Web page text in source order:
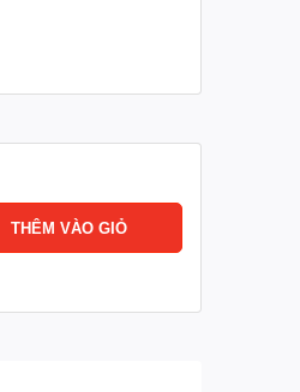
USB A
(ARC)
THÊM VÀO GIỎ